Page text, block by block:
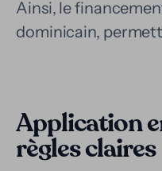
Ainsi, le
dominicain,
Application
règles claires